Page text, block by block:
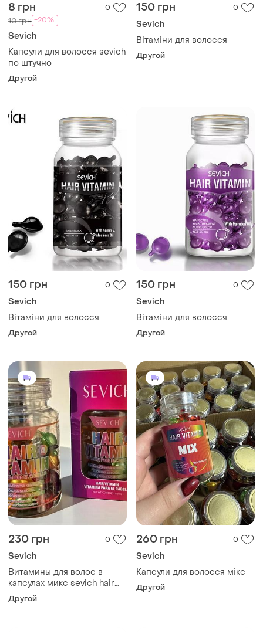
8 грн 0
10 грн -20%
Sevich
Капсули для волосся sevich
по штучно
Другой
150 грн 0
Sevich
Вітаміни для волосся
Другой
150 грн 0
Sevich
Вітаміни для волосся
Другой
150 грн 0
Sevich
Вітаміни для волосся
Другой
230 грн 0
Sevich
Витамины для волос в
капсулах микс sevich hair
vitamin mix, 30 шт.
Другой
260 грн 0
Sevich
Капсули для волосся мікс
Другой